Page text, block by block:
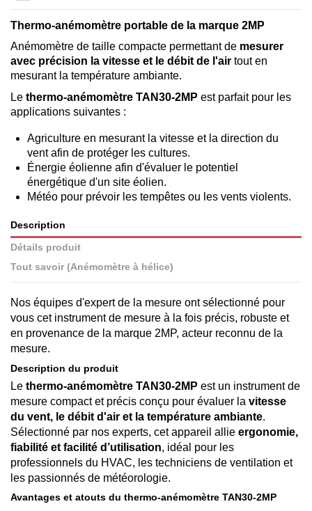
Thermo-anémomètre portable de la marque 2MP
Anémomètre de taille compacte permettant de mesurer
avec précision la vitesse et le débit de l'air tout en
mesurant la température ambiante.
Le thermo-anémomètre TAN30-2MP est parfait pour les
applications suivantes :
Agriculture en mesurant la vitesse et la direction du
vent afin de protéger les cultures.
Énergie éolienne afin d'évaluer le potentiel
énergétique d'un site éolien.
Météo pour prévoir les tempêtes ou les vents violents.
Description
Détails produit
Tout savoir (Anémomètre à hélice)
Nos équipes d'expert de la mesure ont sélectionné pour
vous cet instrument de mesure à la fois précis, robuste et
en provenance de la marque 2MP, acteur reconnu de la
mesure.
Description du produit
Le thermo-anémomètre TAN30-2MP est un instrument de
mesure compact et précis conçu pour évaluer la vitesse
du vent, le débit d'air et la température ambiante.
Sélectionné par nos experts, cet appareil allie ergonomie,
fiabilité et facilité d’utilisation, idéal pour les
professionnels du HVAC, les techniciens de ventilation et
les passionnés de météorologie.
Avantages et atouts du thermo-anémomètre TAN30-2MP